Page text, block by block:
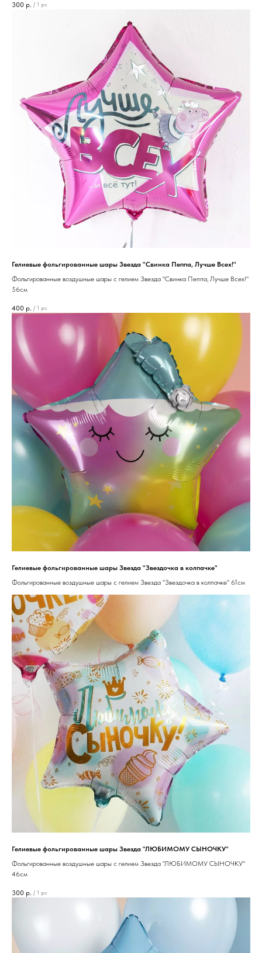
300 р. / 1 pc
Гелиевые фольгированные шары Звезда "Свинка Пеппа, Лучше Всех!"
Фольгированные воздушные шары с гелием Звезда "Свинка Пеппа, Лучше Всех!"
56см
400 р. / 1 pc
Гелиевые фольгированные шары Звезда "Звездочка в колпачке"
Фольгированные воздушные шары с гелием Звезда "Звездочка в колпачке" 61см
Гелиевые фольгированные шары Звезда "ЛЮБИМОМУ СЫНОЧКУ"
Фольгированные воздушные шары с гелием Звезда "ЛЮБИМОМУ СЫНОЧКУ"
46см
300 р. / 1 pc